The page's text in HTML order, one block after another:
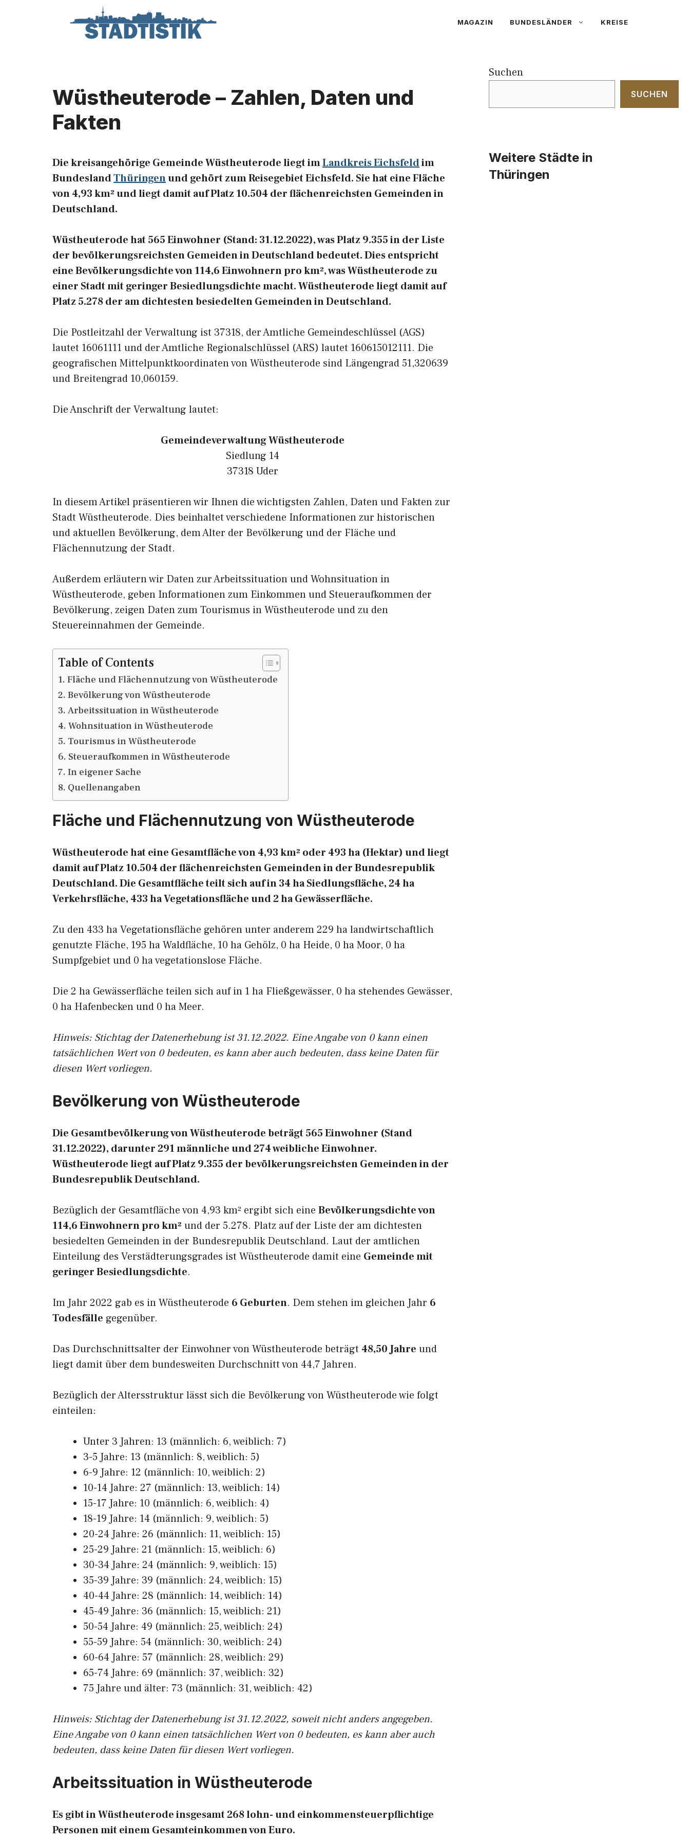
MAGAZIN BUNDESLÄNDER KREISE
Wüstheuterode – Zahlen, Daten und
Fakten
Die kreisangehörige Gemeinde Wüstheuterode liegt imLandkreis Eichsfeldim
BundeslandThüringenund gehört zum Reisegebiet Eichsfeld. Sie hat eine Fläche
von 4,93 km² und liegt damit auf Platz 10.504 der flächenreichsten Gemeinden in
Deutschland.
Wüstheuterode hat 565 Einwohner (Stand: 31.12.2022), was Platz 9.355 in der Liste
der bevölkerungsreichsten Gemeiden in Deutschland bedeutet. Dies entspricht
eine Bevölkerungsdichte von 114,6 Einwohnern pro km², was Wüstheuterode zu
einer Stadt mit geringer Besiedlungsdichte macht. Wüstheuterode liegt damit auf
Platz 5.278 der am dichtesten besiedelten Gemeinden in Deutschland.
Die Postleitzahl der Verwaltung ist 37318, der Amtliche Gemeindeschlüssel (AGS)
lautet 16061111 und der Amtliche Regionalschlüssel (ARS) lautet 160615012111. Die
geografischen Mittelpunktkoordinaten von Wüstheuterode sind Längengrad 51,320639
und Breitengrad 10,060159.
Die Anschrift der Verwaltung lautet:
Gemeindeverwaltung Wüstheuterode
Siedlung 14
37318 Uder
In diesem Artikel präsentieren wir Ihnen die wichtigsten Zahlen, Daten und Fakten zur
Stadt Wüstheuterode. Dies beinhaltet verschiedene Informationen zur historischen
und aktuellen Bevölkerung, dem Alter der Bevölkerung und der Fläche und
Flächennutzung der Stadt.
Außerdem erläutern wir Daten zur Arbeitssituation und Wohnsituation in
Wüstheuterode, geben Informationen zum Einkommen und Steueraufkommen der
Bevölkerung, zeigen Daten zum Tourismus in Wüstheuterode und zu den
Steuereinnahmen der Gemeinde.
Table of Contents
Fläche und Flächennutzung von Wüstheuterode
Bevölkerung von Wüstheuterode
Arbeitssituation in Wüstheuterode
Wohnsituation in Wüstheuterode
Tourismus in Wüstheuterode
Steueraufkommen in Wüstheuterode
In eigener Sache
Quellenangaben
Fläche und Flächennutzung von Wüstheuterode
Wüstheuterode hat eine Gesamtfläche von 4,93 km² oder 493 ha (Hektar) und liegt
damit auf Platz 10.504 der flächenreichsten Gemeinden in der Bundesrepublik
Deutschland. Die Gesamtfläche teilt sich auf in 34 ha Siedlungsfläche, 24 ha
Verkehrsfläche, 433 ha Vegetationsfläche und 2 ha Gewässerfläche.
Zu den 433 ha Vegetationsfläche gehören unter anderem 229 ha landwirtschaftlich
genutzte Fläche, 195 ha Waldfläche, 10 ha Gehölz, 0 ha Heide, 0 ha Moor, 0 ha
Sumpfgebiet und 0 ha vegetationslose Fläche.
Die 2 ha Gewässerfläche teilen sich auf in 1 ha Fließgewässer, 0 ha stehendes Gewässer,
0 ha Hafenbecken und 0 ha Meer.
Hinweis: Stichtag der Datenerhebung ist 31.12.2022. Eine Angabe von 0 kann einen
tatsächlichen Wert von 0 bedeuten, es kann aber auch bedeuten, dass keine Daten für
diesen Wert vorliegen.
Bevölkerung von Wüstheuterode
Die Gesamtbevölkerung von Wüstheuterode beträgt 565 Einwohner (Stand
31.12.2022), darunter 291 männliche und 274 weibliche Einwohner.
Wüstheuterode liegt auf Platz 9.355 der bevölkerungsreichsten Gemeinden in der
Bundesrepublik Deutschland.
Bezüglich der Gesamtfläche von 4,93 km² ergibt sich eine Bevölkerungsdichte von
114,6 Einwohnern pro km² und der 5.278. Platz auf der Liste der am dichtesten
besiedelten Gemeinden in der Bundesrepublik Deutschland. Laut der amtlichen
Einteilung des Verstädterungsgrades ist Wüstheuterode damit eine Gemeinde mit
geringer Besiedlungsdichte.
Im Jahr 2022 gab es in Wüstheuterode 6 Geburten. Dem stehen im gleichen Jahr 6
Todesfälle gegenüber.
Das Durchschnittsalter der Einwohner von Wüstheuterode beträgt 48,50 Jahre und
liegt damit über dem bundesweiten Durchschnitt von 44,7 Jahren.
Bezüglich der Altersstruktur lässt sich die Bevölkerung von Wüstheuterode wie folgt
einteilen:
Unter 3 Jahren: 13 (männlich: 6, weiblich: 7)
3-5 Jahre: 13 (männlich: 8, weiblich: 5)
6-9 Jahre: 12 (männlich: 10, weiblich: 2)
10-14 Jahre: 27 (männlich: 13, weiblich: 14)
15-17 Jahre: 10 (männlich: 6, weiblich: 4)
18-19 Jahre: 14 (männlich: 9, weiblich: 5)
20-24 Jahre: 26 (männlich: 11, weiblich: 15)
25-29 Jahre: 21 (männlich: 15, weiblich: 6)
30-34 Jahre: 24 (männlich: 9, weiblich: 15)
35-39 Jahre: 39 (männlich: 24, weiblich: 15)
40-44 Jahre: 28 (männlich: 14, weiblich: 14)
45-49 Jahre: 36 (männlich: 15, weiblich: 21)
50-54 Jahre: 49 (männlich: 25, weiblich: 24)
55-59 Jahre: 54 (männlich: 30, weiblich: 24)
60-64 Jahre: 57 (männlich: 28, weiblich: 29)
65-74 Jahre: 69 (männlich: 37, weiblich: 32)
75 Jahre und älter: 73 (männlich: 31, weiblich: 42)
Hinweis: Stichtag der Datenerhebung ist 31.12.2022, soweit nicht anders angegeben.
Eine Angabe von 0 kann einen tatsächlichen Wert von 0 bedeuten, es kann aber auch
bedeuten, dass keine Daten für diesen Wert vorliegen.
Arbeitssituation in Wüstheuterode
Es gibt in Wüstheuterode insgesamt 268 lohn- und einkommensteuerpflichtige
Personen mit einem Gesamteinkommen von Euro.
Suchen
SUCHEN
Weitere Städte in
Thüringen